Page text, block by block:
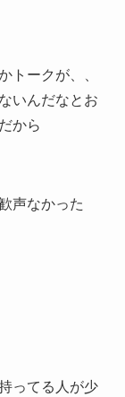
トークが、、
いんだなとお
から
声なかった
ってる人が少